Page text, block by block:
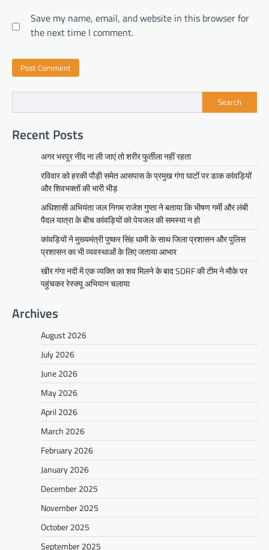
Save my name, email, and website in this browser for
the next time I comment.
Search
Recent Posts
अगर भरपूर नींद ना ली जाएं तो शरीर फुर्तीला नहीं रहता
रविवार को हरकी पौड़ी समेत आसपास के प्रमुख गंगा घाटों पर डाक कांवड़ियों
और शिवभक्तों की भारी भीड़
अधिशासी अभियंता जल निगम राजेश गुप्ता ने बताया कि भीषण गर्मी और लंबी
पैदल यात्रा के बीच कांवड़ियों को पेयजल की समस्या न हो
कांवड़ियों ने मुख्यमंत्री पुष्कर सिंह धामी के साथ जिला प्रशासन और पुलिस
प्रशासन का भी व्यवस्थाओं के लिए जताया आभार
खीर गंगा नदी में एक व्यक्ति का शव मिलने के बाद SDRF की टीम ने मौके पर
पहुंचकर रेस्क्यू अभियान चलाया
Archives
August 2026
July 2026
June 2026
May 2026
April 2026
March 2026
February 2026
January 2026
December 2025
November 2025
October 2025
September 2025